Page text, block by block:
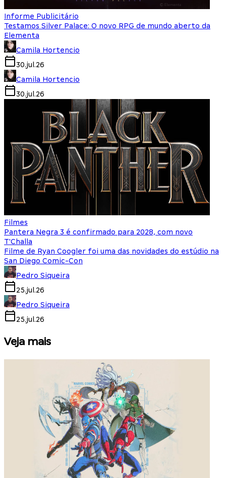
Informe Publicitário
Testamos Silver Palace: O novo RPG de mundo aberto da
Elementa
Camila Hortencio
30.jul.26
Camila Hortencio
30.jul.26
Filmes
Pantera Negra 3 é confirmado para 2028, com novo
T'Challa
Filme de Ryan Coogler foi uma das novidades do estúdio na
San Diego Comic-Con
Pedro Siqueira
25.jul.26
Pedro Siqueira
25.jul.26
Veja mais